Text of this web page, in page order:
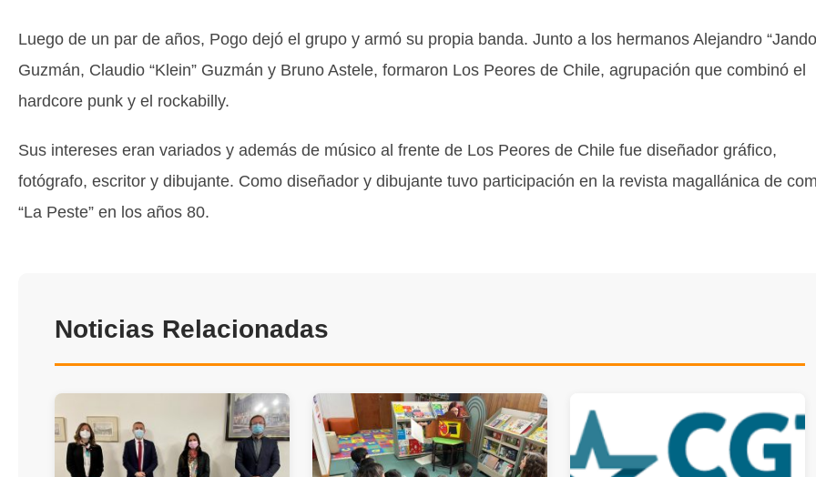
Luego de un par de años, Pogo dejó el grupo y armó su propia banda. Junto a los hermanos Alejandro
Guzmán, Claudio “Klein” Guzmán y Bruno Astele, formaron Los Peores de Chile, agrupación que combinó el
hardcore punk y el rockabilly.
Sus intereses eran variados y además de músico al frente de Los Peores de Chile fue diseñador gráfico,
fotógrafo, escritor y dibujante. Como diseñador y dibujante tuvo participación en la revista magallánica de
“La Peste” en los años 80.
Noticias Relacionadas